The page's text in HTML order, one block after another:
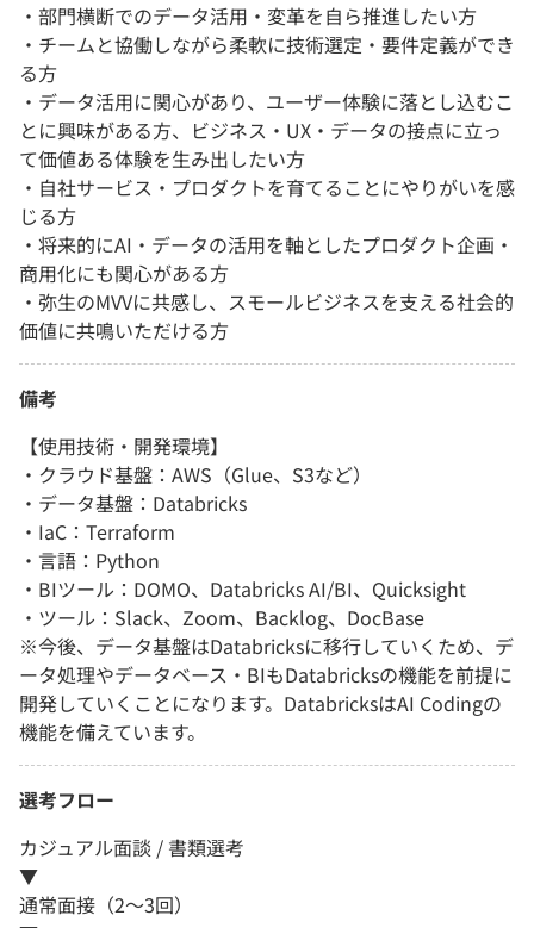
・部門横断でのデータ活用・変革を自ら推進したい方
・チームと協働しながら柔軟に技術選定・要件定義ができ
る方
・データ活用に関心があり、ユーザー体験に落とし込むこ
とに興味がある方、ビジネス・UX・データの接点に立っ
て価値ある体験を生み出したい方
・自社サービス・プロダクトを育てることにやりがいを感
じる方
・将来的にAI・データの活用を軸としたプロダクト企画・
商用化にも関心がある方
・弥生のMVVに共感し、スモールビジネスを支える社会的
価値に共鳴いただける方
備考
【使用技術・開発環境】
・クラウド基盤：AWS（Glue、S3など）
・データ基盤：Databricks
・IaC：Terraform
・言語：Python
・BIツール：DOMO、Databricks AI/BI、Quicksight
・ツール：Slack、Zoom、Backlog、DocBase
※今後、データ基盤はDatabricksに移行していくため、デ
ータ処理やデータベース・BIもDatabricksの機能を前提に
開発していくことになります。DatabricksはAI Codingの
機能を備えています。
選考フロー
カジュアル面談 / 書類選考
▼
通常面接（2～3回）